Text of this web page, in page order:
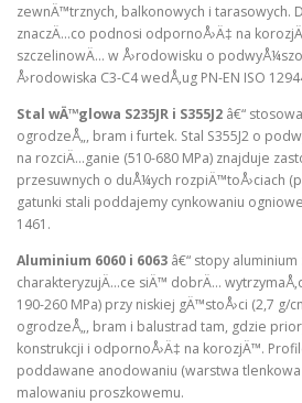
zewnÄ™trznych, balkonowych i tarasowych.
znaczÄ…co podnosi odpornoÅ›Ä‡ na
szczelinowÄ… w Å›rodowisku o
Å›rodowiska C3-C4 wedÅ‚ug PN-EN ISO
Stal wÄ™glowa S235JR i S355J2 â€“
ogrodzeÅ„, bram i furtek. Stal S355J2 o
na rozciÄ…ganie (510-680 MPa) znajduje
przesuwnych o duÅ¼ych rozpiÄ™toÅ›ciach
gatunki stali poddajemy cynkowaniu
1461.
Aluminium 6060 i 6063 â€“ stopy
charakteryzujÄ…ce siÄ™ dobrÄ…
190-260 MPa) przy niskiej gÄ™stoÅ›ci (2,7 g/
ogrodzeÅ„, bram i balustrad tam, gdzie
konstrukcji i odpornoÅ›Ä‡ na korozjÄ™.
poddawane anodowaniu (warstwa
malowaniu proszkowemu.